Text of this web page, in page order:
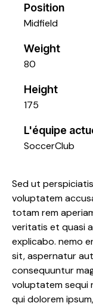
Position
Midfield
Weight
80
Height
175
L'équipe
SoccerClub
Sed ut
voluptatem
totam rem
veritatis et quasi
explicabo. nemo
sit, aspernatur
consequuntur
voluptatem sequi
qui dolorem